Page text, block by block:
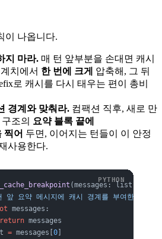
이 나옵니다.
지 마라. 매 턴 앞부분을 손대면 캐시
치에서 한 번에 크게
압축해, 그 뒤
로 캐시를 다시 태우는 편이 총비
경계와 맞춰라. 컴팩션 직후, 새로 만
구조의 요약 블록 끝에
찍어 두면, 이어지는 턴들이 이 안정
사용한다.
(messages: list[
앞 요약 메시지에 캐시 경계를 부여한다(컴
messages:
messages
= messages[0]